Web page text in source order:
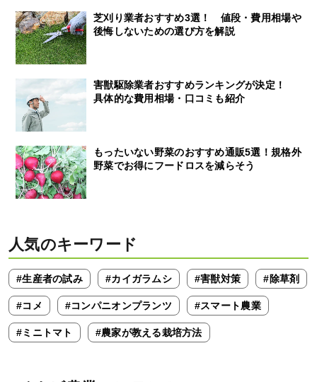
芝刈り業者おすすめ3選！ 値段・費用相場や
後悔しないための選び方を解説
害獣駆除業者おすすめランキングが決定！
具体的な費用相場・口コミも紹介
もったいない野菜のおすすめ通販5選！規格外
野菜でお得にフードロスを減らそう
人気のキーワード
#生産者の試み #カイガラムシ #害獣対策 #除草剤
#コメ #コンパニオンプランツ #スマート農業
#ミニトマト #農家が教える栽培方法